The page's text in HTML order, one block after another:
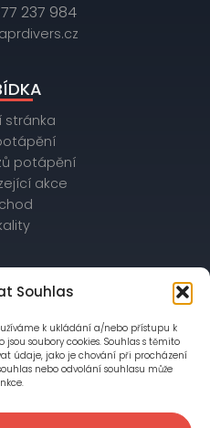
Souhlas
k ukládání a/nebo přístupu k
soubory cookies. Souhlas s těmito
údaje, jako je chování při procházení
nebo odvolání souhlasu může
237 984
stránka
potápění
akce
ÚDAJE
Raiffeisenbank,
5500
C, vložka 76777